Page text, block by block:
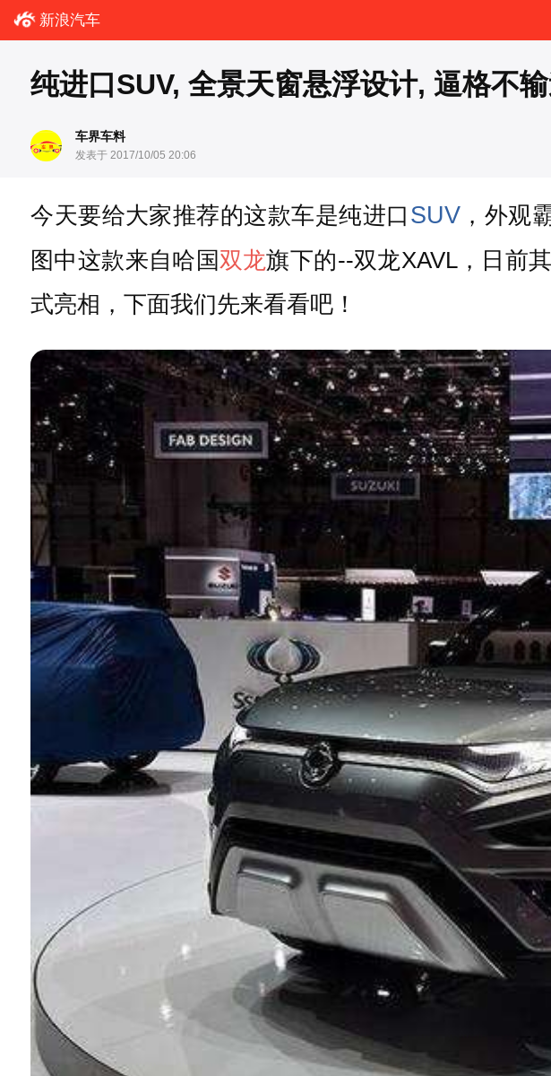
新浪汽车
纯进口SUV, 全景天窗悬浮设计, 逼格不
车界车料
发表于 2017/10/05 20:06
今天要给大家推荐的这款车是纯进口 SUV，外观
图中这款来自哈国 双龙旗下的--双龙XAVL，日前
式亮相，下面我们先来看看吧！